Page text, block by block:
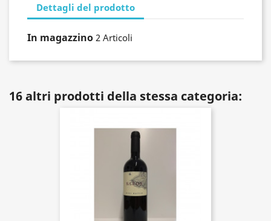
Dettagli del prodotto
In magazzino 2 Articoli
16 altri prodotti della stessa categoria: